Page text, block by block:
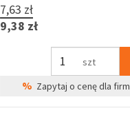
2,57 zł
3,16 zł
kpl
% Zapytaj o cenę dla firm